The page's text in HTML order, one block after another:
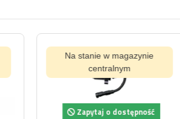
Na stanie w magazynie
centralnym
Zapytaj o dostępność